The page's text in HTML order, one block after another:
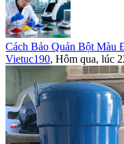
Cách Bảo Quản Bột Màu
Vietuc190, Hôm qua, lúc